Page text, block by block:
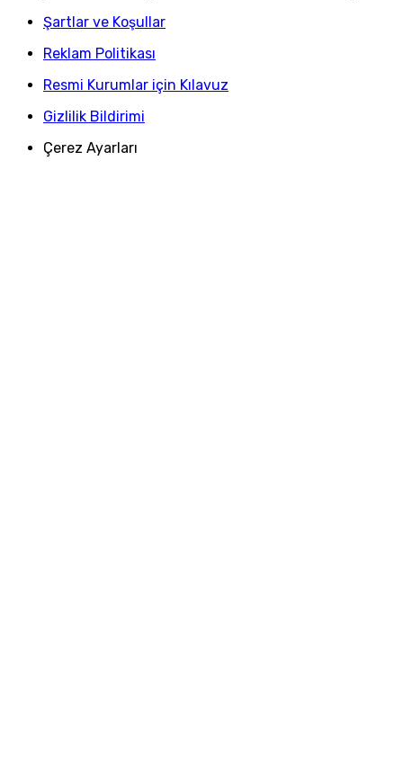
Şartlar ve Koşullar
Reklam Politikası
Resmi Kurumlar için Kılavuz
Gizlilik Bildirimi
Çerez Ayarları